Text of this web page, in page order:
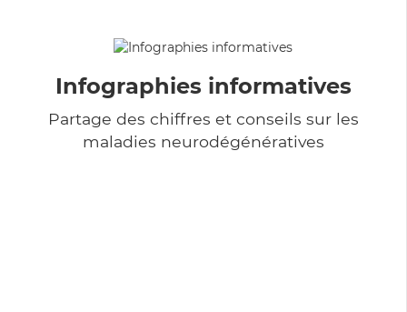
Infographies informatives
Partage des chiffres et conseils sur les
maladies neurodégénératives